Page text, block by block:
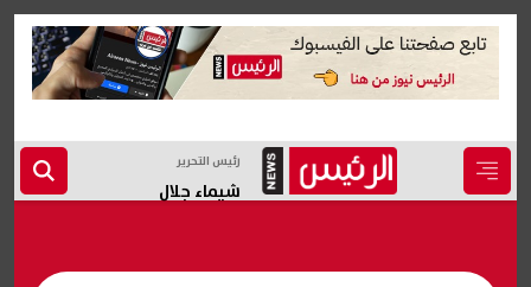
رئيس التحرير
شيماء جلال